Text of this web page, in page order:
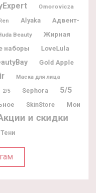
Omorovicza
Alyaka
Адвент-
Beauty
Жирная
наборы LoveLula
Gold Apple
Маска для лица
2/5 Sephora 5/5
SkinStore
Мои
и скидки
Тени